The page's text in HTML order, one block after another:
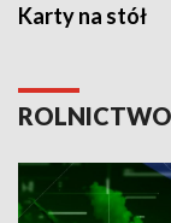
Karty na stół